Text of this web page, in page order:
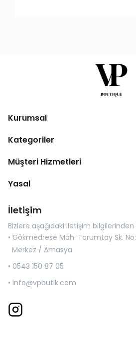
Kurumsal
Kategoriler
Müşteri Hizmetleri
Yasal
İletişim
Bizlere aşağıdaki iletişim bilgilerinden
• Gökmedrese Mah. Torumtay Sk. No:
Merkez / Amasya
• 0543 150 87 05
• info@vpbutik.com